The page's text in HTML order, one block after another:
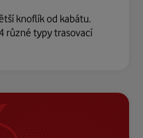
knoflík od kabátu.
různé typy trasovací